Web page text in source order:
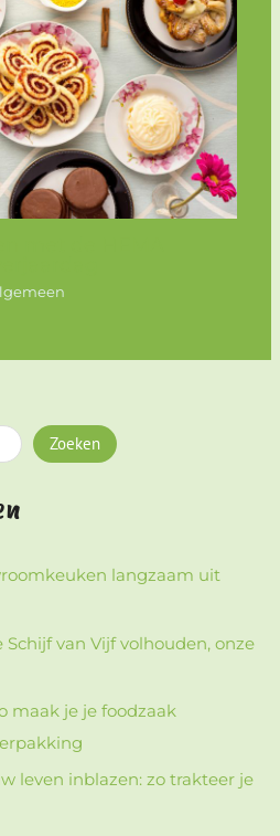
Zoeken
langzaam uit
van Vijf volhouden, onze
maak je je foodzaak
leven inblazen: zo trakteer je